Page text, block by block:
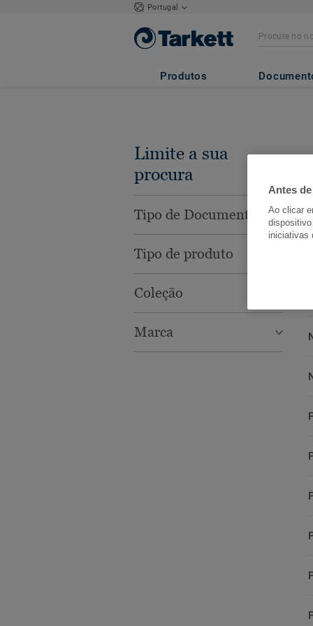
Portugal
Produtos
Limite a sua
procura
Tipo de Documento
Tipo de produto
Coleção
Marca
Antes
Ao clicar
iniciativas